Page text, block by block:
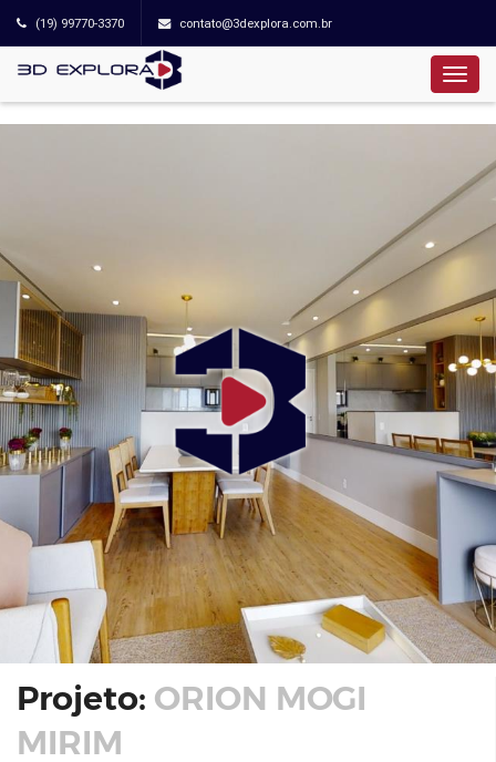
(19) 99770-3370 contato@3dexplora.com.br
Projeto: ORION MOGI
MIRIM